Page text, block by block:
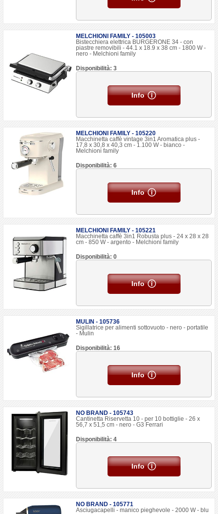
MELCHIONI FAMILY - 105003
Bistecchiera elettrica BURGERONE 34 - con
piastre removibili - 44.1 x 18.9 x 38 cm - 1800 W -
nero - Melchioni family
Disponibilità: 3
Info
MELCHIONI FAMILY - 105220
Macchinetta caffè vintage 3in1 Aromatica plus -
17,8 x 30,8 x 40,3 cm - 1.100 W - bianco -
Melchioni family
Disponibilità: 6
Info
MELCHIONI FAMILY - 105221
Macchinetta caffè 3in1 Robusta plus - 24 x 28 x 28
cm - 850 W - argento - Melchioni family
Disponibilità: 0
Info
MULIN - 105736
Sigillatrice per alimenti sottovuoto - nero - portatile
- Mulin
Disponibilità: 16
Info
NO BRAND - 105743
Cantinetta Riservetta 10 - per 10 bottiglie - 26 x
56,7 x 51,5 cm - nero - G3 Ferrari
Disponibilità: 4
Info
NO BRAND - 105771
Asciugacapelli - manico pieghevole - 2000 W - blu